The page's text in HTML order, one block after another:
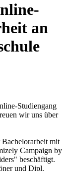
an
Studiengang
wir uns über
mit
Campaign by
beschäftigt.
und Dipl.